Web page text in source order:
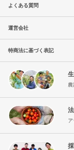
よくある質問
運営会社
特商法に基づく表記